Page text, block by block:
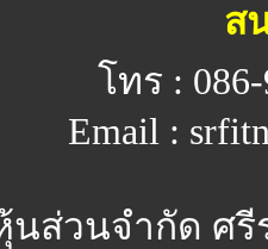
ส
โทร :
Email :
นส่วนจำกัด ศรี